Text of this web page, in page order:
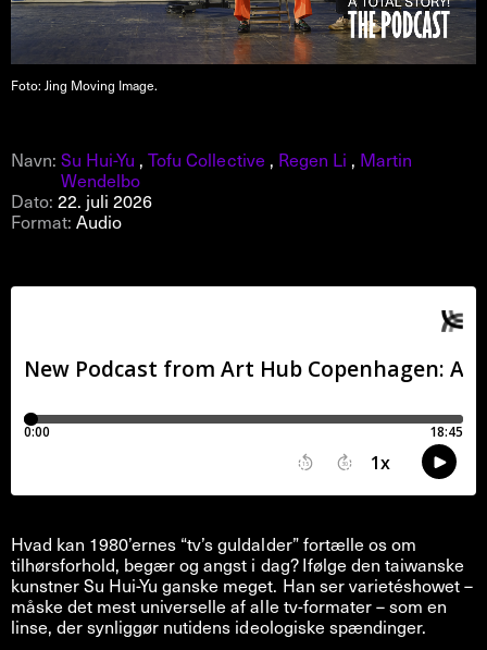
Foto: Jing Moving Image.
Navn:Su Hui-Yu ,Tofu Collective , Regen Li , Martin
Wendelbo
Dato:22. juli 2026
Format:Audio
Hvad kan 1980’ernes “tv’s guldalder” fortælle os om
tilhørsforhold, begær og angst i dag? Ifølge den taiwanske
kunstner Su Hui-Yu ganske meget. Han ser varietéshowet –
måske det mest universelle af alle tv-formater – som en
linse, der synliggør nutidens ideologiske spændinger.